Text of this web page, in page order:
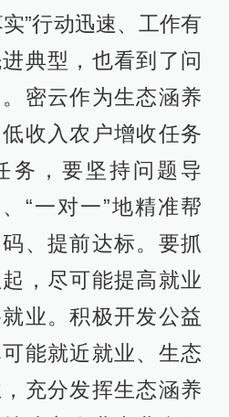
”行动迅速、工作有
典型，也看到了问
密云作为生态涵养
收入农户增收任务
务，要坚持问题导
“一对一”地精准帮
、提前达标。要抓
，尽可能提高就业
业。积极开发公益
能就近就业、生态
充分发挥生态涵养